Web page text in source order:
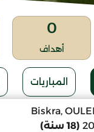
0
أهداف
المباريات
Biskra,
(18 سنة)